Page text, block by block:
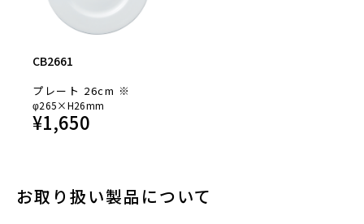
CB2661
プレート 26cm ※
φ265×H26mm
¥1,650
お取り扱い製品について